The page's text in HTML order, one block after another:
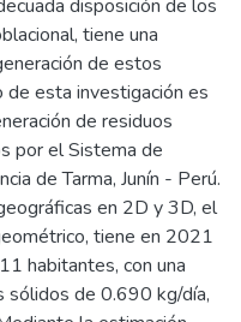
disposición de los
tiene una
de estos
esta investigación es
de residuos
por el Sistema de
de Tarma, Junín - Perú.
en 2D y 3D, el
tiene en 2021
habitantes, con una
sólidos de 0.690 kg/día,